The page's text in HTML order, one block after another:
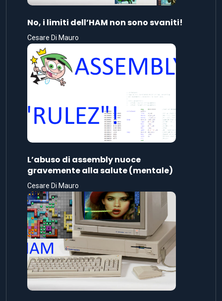
No, i limiti dell’HAM non sono svaniti!
Cesare Di Mauro
L’abuso di assembly nuoce
gravemente alla salute (mentale)
Cesare Di Mauro